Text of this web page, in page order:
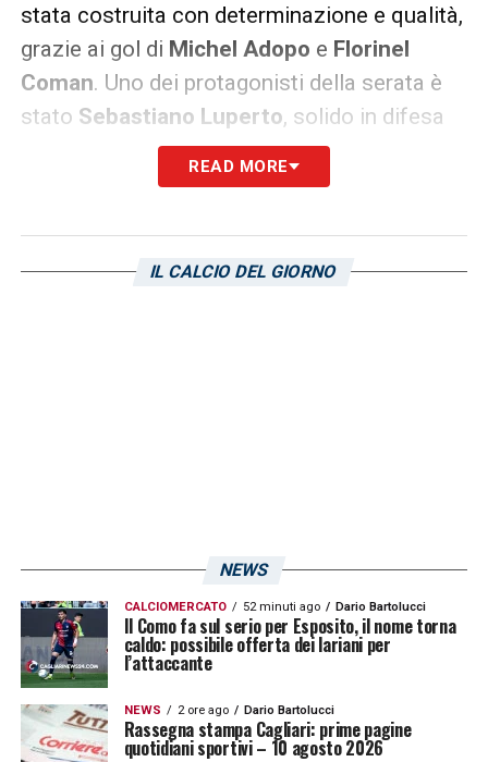
stata costruita con determinazione e qualità,
grazie ai gol di Michel Adopo e Florinel
Coman. Uno dei protagonisti della serata è
stato Sebastiano Luperto, solido in difesa
per tutta la partita. Il difensore ha voluto
ringraziare i tifosi con un post sui social,
READ MORE
IL CALCIO DEL GIORNO
NEWS
CALCIOMERCATO 52 minuti ago Dario Bartolucci
Il Como fa sul serio per Esposito, il nome torna
caldo: possibile offerta dei lariani per
l’attaccante
NEWS 2 ore ago Dario Bartolucci
Rassegna stampa Cagliari: prime pagine
quotidiani sportivi – 10 agosto 2026